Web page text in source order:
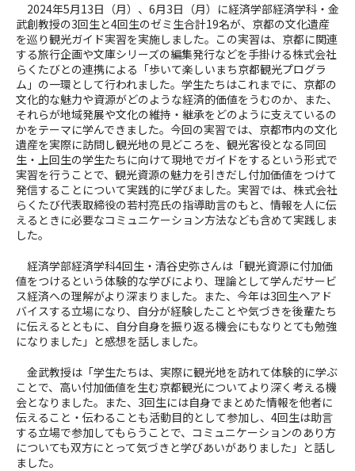
2024年5月13日（月）、 6月3日（月）に経済学部経済学科・金
武創教授の3回生と4回生のゼミ生合計19名が、京都の文化遺産
を巡り観光ガイド実習を実施しました。この実習は、京都に関連
する旅行企画や文庫シリーズの編集発行などを手掛ける株式会社
らくたびとの連携による「歩いて楽しいまち京都観光プログラ
ム」の一環として行われました。学生たちはこれまでに、京都の
文化的な魅力や資源がどのような経済的価値をうむのか、また、
それらが地域発展や文化の維持・継承をどのように支えているの
かをテーマに学んできました。今回の実習では、京都市内の文化
遺産を実際に訪問し観光地の見どころを、観光客役となる同回
生・上回生の学生たちに向けて現地でガイドをするという形式で
実習を行うことで、観光資源の魅力を引きだし付加価値をつけて
発信することについて実践的に学びました。実習では、株式会社
らくたび代表取締役の若村亮氏の指導助言のもと、情報を人に伝
えるときに必要なコミュニケーション方法なども含めて実践しま
した。
経済学部経済学科4回生・清谷史弥さんは「観光資源に付加価
値をつけるという体験的な学びにより、理論として学んだサービ
ス経済への理解がより深まりました。また、今年は3回生へアド
バイスする立場になり、自分が経験したことや気づきを後輩たち
に伝えるとともに、自分自身を振り返る機会にもなりとても勉強
になりました 」と感想を話しました。
金武教授は「学生たちは、実際に観光地を訪れて体験的に学ぶ
ことで、高い付加価値を生む京都観光についてより深く考える機
会となりました。また、3回生には自身でまとめた情報を他者に
伝えること・伝わることも活動目的として参加し、 4回生は助言
する立場で参加してもらうことで、コミュニケーションのあり方
についても双方にとって気づきと学びあいがありました」と話し
ました。